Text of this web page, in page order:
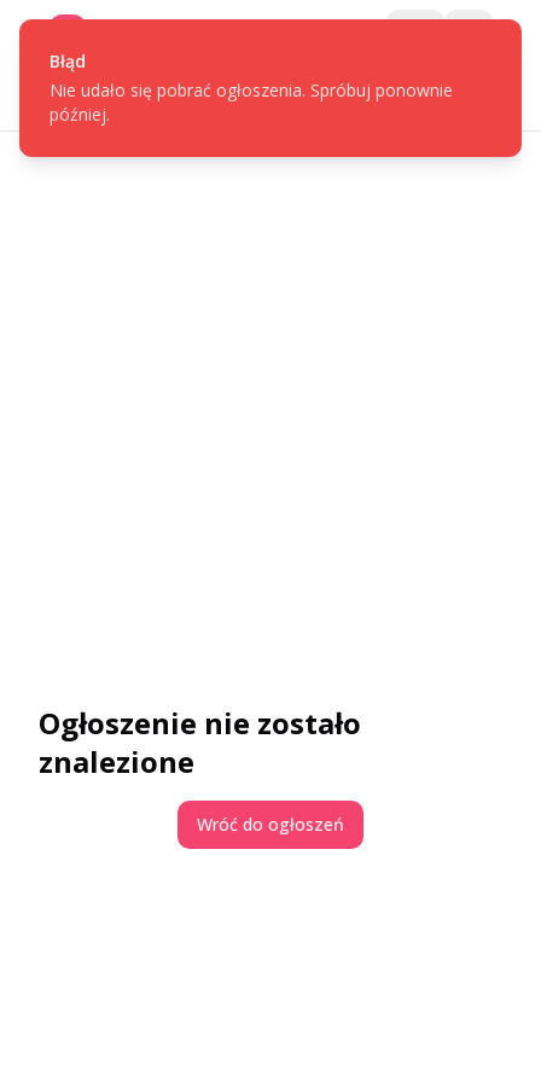
Ogłoszenie nie zostało
znalezione
Wróć do ogłoszeń
Błąd
Nie udało się pobrać ogłoszenia. Spróbuj ponownie
później.